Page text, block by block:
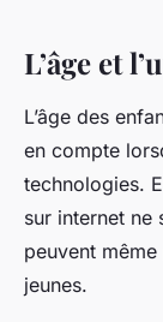
L’âge et
L’âge des
en compte
technologies.
sur internet ne
peuvent
jeunes.